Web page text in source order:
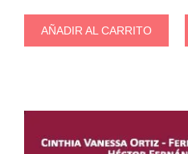
AÑADIR AL CARRITO